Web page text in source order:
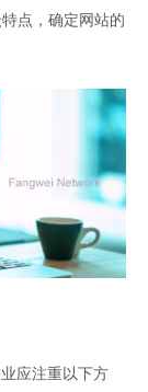
点，确定网站的
应注重以下方